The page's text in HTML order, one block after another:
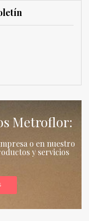
Metroflor:
o en nuestro
y servicios